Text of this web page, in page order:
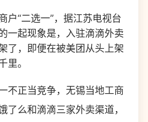
户“二选一”，据江苏电视台
一起现象是，入驻滴滴外卖
了，即便在被美团从头上架
里。
不正当竞争，无锡当地工商
了么和滴滴三家外卖渠道，